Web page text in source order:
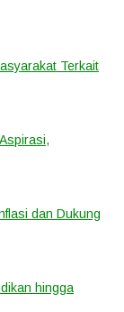
Terkait
dan Dukung
hingga